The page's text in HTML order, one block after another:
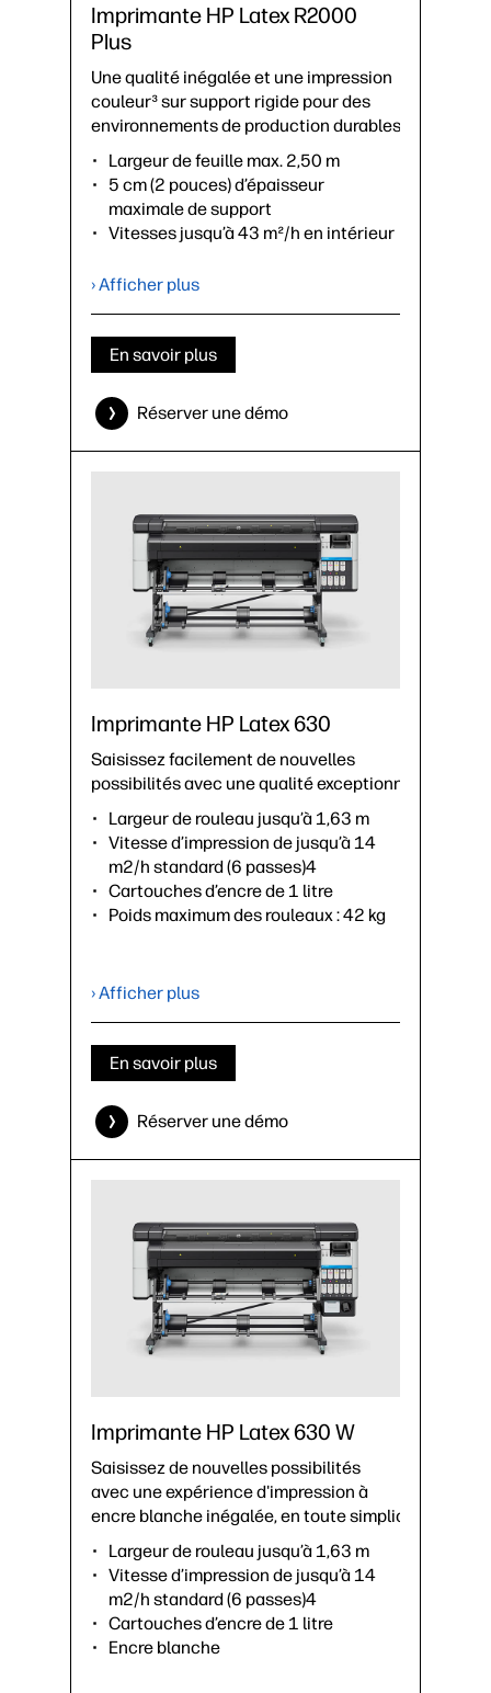
Imprimante HP Latex R2000
Plus
Une qualité inégalée et une impression
couleur³ sur support rigide pour des
environnements de production durables.
Largeur de feuille max. 2,50 m
5 cm (2 pouces) d’épaisseur
maximale de support
Vitesses jusqu’à 43 m²/h en intérieur
Cartouches de 5 litres de couleur,
›Fiche technique (PDF)
› Afficher plus
En savoir plus
Réserver une démo
Imprimante HP Latex 630
Saisissez facilement de nouvelles
possibilités avec une qualité exceptionnelle.
Largeur de rouleau jusqu’à 1,63 m
Vitesse d’impression de jusqu’à 14
m2/h standard (6 passes)4
Cartouches d’encre de 1 litre
Poids maximum des rouleaux : 42 kg
› Afficher plus
En savoir plus
Réserver une démo
Imprimante HP Latex 630 W
Saisissez de nouvelles possibilités
avec une expérience d'impression à
encre blanche inégalée, en toute simplicité.⁵
Largeur de rouleau jusqu’à 1,63 m
Vitesse d’impression de jusqu’à 14
m2/h standard (6 passes)4
Cartouches d’encre de 1 litre
Encre blanche